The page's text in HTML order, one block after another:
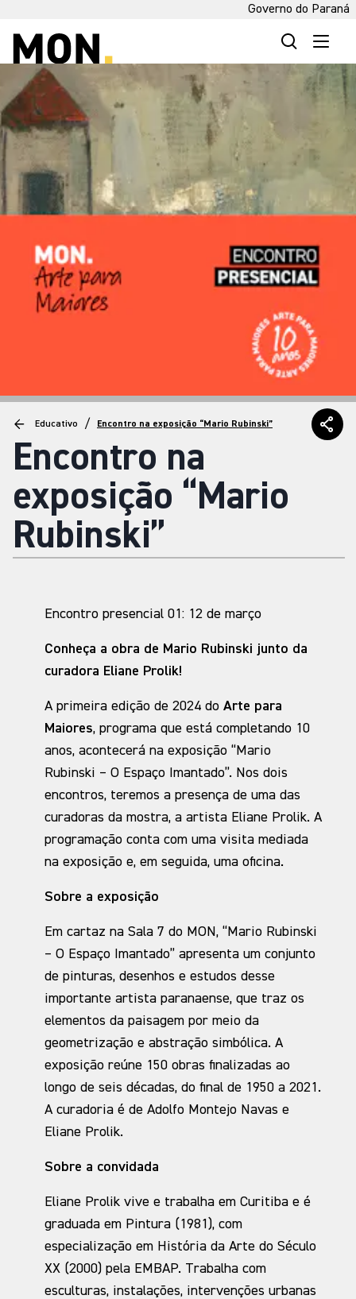
Governo do Paraná
Educativo / Encontro na exposição “Mario Rubinski”
Encontro na
exposição “Mario
Rubinski”
Encontro presencial 01: 12 de março
Conheça a obra de Mario Rubinski junto da
curadora Eliane Prolik!
A primeira edição de 2024 do Arte para
Maiores, programa que está completando 10
anos, acontecerá na exposição “Mario
Rubinski – O Espaço Imantado”. Nos dois
encontros, teremos a presença de uma das
curadoras da mostra, a artista Eliane Prolik. A
programação conta com uma visita mediada
na exposição e, em seguida, uma oficina.
Sobre a exposição
Em cartaz na Sala 7 do MON, “Mario Rubinski
– O Espaço Imantado” apresenta um conjunto
de pinturas, desenhos e estudos desse
importante artista paranaense, que traz os
elementos da paisagem por meio da
geometrização e abstração simbólica. A
exposição reúne 150 obras finalizadas ao
longo de seis décadas, do final de 1950 a 2021.
A curadoria é de Adolfo Montejo Navas e
Eliane Prolik.
Sobre a convidada
Eliane Prolik vive e trabalha em Curitiba e é
graduada em Pintura (1981), com
especialização em História da Arte do Século
XX (2000) pela EMBAP. Trabalha com
esculturas, instalações, intervenções urbanas